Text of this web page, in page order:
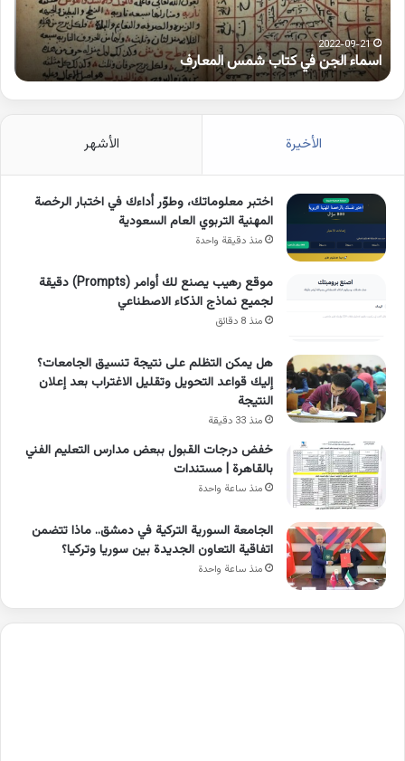
2022-09-21
اسماء الجن في كتاب شمس المعارف
الأخيرة الأشهر
اختبر معلوماتك، وطوّر أداءك في اختبار الرخصة
المهنية التربوي العام السعودية
منذ دقيقة واحدة
موقع رهيب يصنع لك أوامر (Prompts) دقيقة
لجميع نماذج الذكاء الاصطناعي
منذ 8 دقائق
هل يمكن التظلم على نتيجة تنسيق الجامعات؟
إليك قواعد التحويل وتقليل الاغتراب بعد إعلان
النتيجة
منذ 33 دقيقة
خفض درجات القبول ببعض مدارس التعليم الفني
بالقاهرة | مستندات
منذ ساعة واحدة
الجامعة السورية التركية في دمشق.. ماذا تتضمن
اتفاقية التعاون الجديدة بين سوريا وتركيا؟
منذ ساعة واحدة